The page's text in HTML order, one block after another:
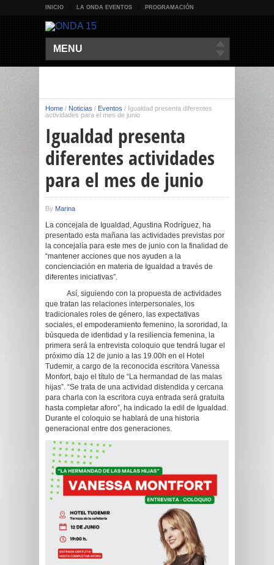
INICIO LA ONDA EVENTOS PROGRAMACIÓN
MENU
Home / Noticias / Eventos / Igualdad presenta diferentes
actividades para el mes de junio
Igualdad presenta
diferentes actividades
para el mes de junio
By Marina
La concejala de Igualdad, Agustina Rodríguez, ha
presentado esta mañana las actividades previstas por
la concejalía para este mes de junio con la finalidad de
“mantener acciones que nos ayuden a la
concienciación en materia de Igualdad a través de
diferentes iniciativas”.
Así, siguiendo con la propuesta de actividades
que tratan las relaciones interpersonales, los
tradicionales roles de género, las expectativas
sociales, el empoderamiento femenino, la sororidad, la
búsqueda de identidad y la resiliencia femenina, la
primera será la entrevista coloquio que tendrá lugar el
próximo día 12 de junio a las 19.00h en el Hotel
Tudemir, a cargo de la reconocida escritora Vanessa
Monfort, bajo el título de “La hermandad de las malas
hijas”. “Se trata de una actividad distendida y cercana
para charla con la escritora cuya entrada será gratuita
hasta completar aforo”, ha indicado la edil de Igualdad.
Durante el coloquio se hablará de una historia
generacional entre dos generaciones.